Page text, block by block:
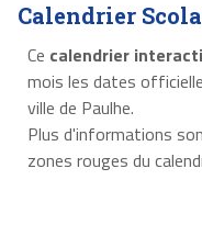
Calendrier
Ce calendrier
mois les dates
ville de Paulhe.
Plus d'informations
zones rouges du